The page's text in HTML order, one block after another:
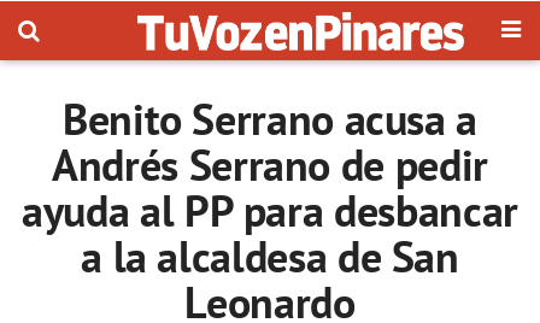
Benito Serrano acusa a
Andrés Serrano de pedir
ayuda al PP para desbancar
a la alcaldesa de San
Leonardo